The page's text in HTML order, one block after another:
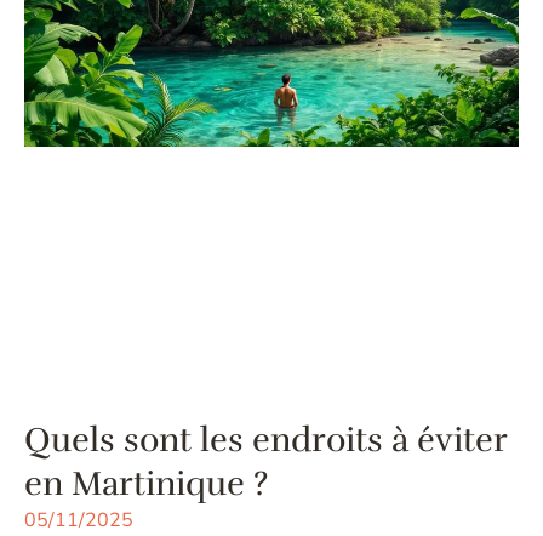
Quels sont les endroits à éviter
en Martinique ?
05/11/2025